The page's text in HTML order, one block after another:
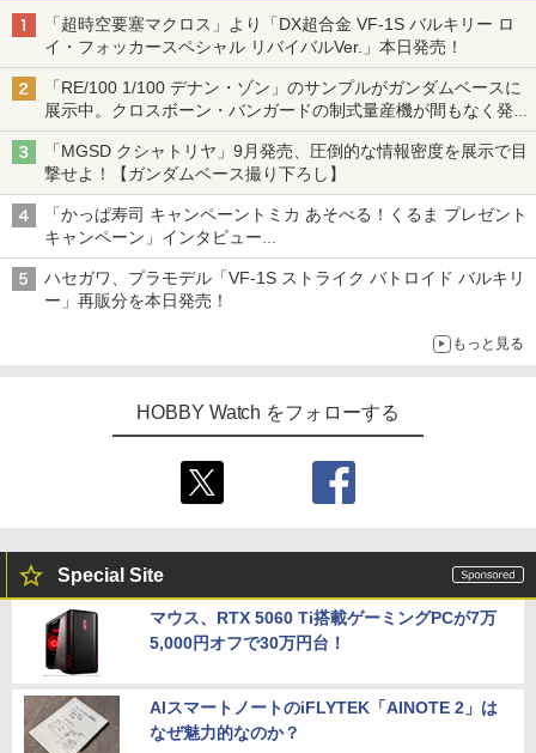
「超時空要塞マクロス」より「DX超合金 VF-1S バルキリー ロ
イ・フォッカースペシャル リバイバルVer.」本日発売！
「RE/100 1/100 デナン・ゾン」のサンプルがガンダムベースに
展示中。クロスボーン・バンガードの制式量産機が間もなく発送
【ガンダムベース撮り下ろし】
「MGSD クシャトリヤ」9月発売、圧倒的な情報密度を展示で目
撃せよ！【ガンダムベース撮り下ろし】
「かっぱ寿司 キャンペーントミカ あそべる！くるま プレゼント
キャンペーン」インタビュー
子どもが楽しめるかっぱ寿司ならではの体験とコラボの楽しさを
追求
ハセガワ、プラモデル「VF-1S ストライク バトロイド バルキリ
ー」再販分を本日発売！
もっと見る
HOBBY Watch をフォローする
Special Site
マウス、RTX 5060 Ti搭載ゲーミングPCが7万
5,000円オフで30万円台！
AIスマートノートのiFLYTEK「AINOTE 2」は
なぜ魅力的なのか？